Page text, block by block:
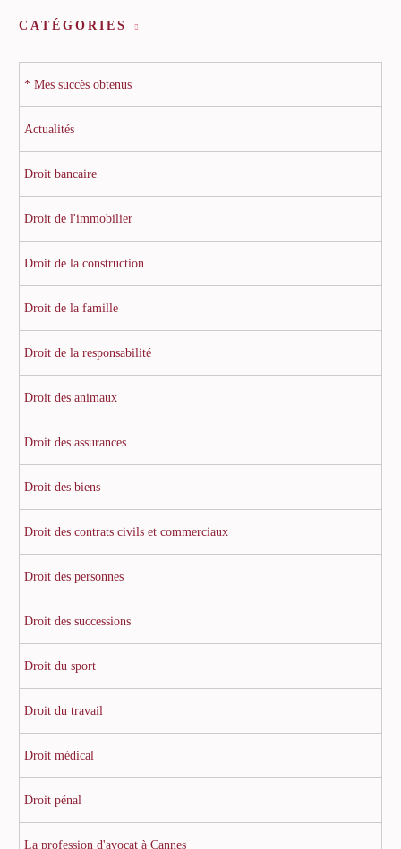
CATÉGORIES
* Mes succès obtenus
Actualités
Droit bancaire
Droit de l'immobilier
Droit de la construction
Droit de la famille
Droit de la responsabilité
Droit des animaux
Droit des assurances
Droit des biens
Droit des contrats civils et commerciaux
Droit des personnes
Droit des successions
Droit du sport
Droit du travail
Droit médical
Droit pénal
La profession d'avocat à Cannes